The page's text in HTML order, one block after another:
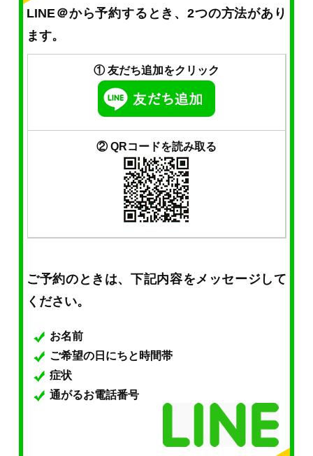
LINE＠から予約するとき、2つの方法があり
ます。
① 友だち追加をクリック
② QRコードを読み取る
ご予約のときは、下記内容をメッセージして
ください。
お名前
ご希望の日にちと時間帯
症状
通がるお電話番号